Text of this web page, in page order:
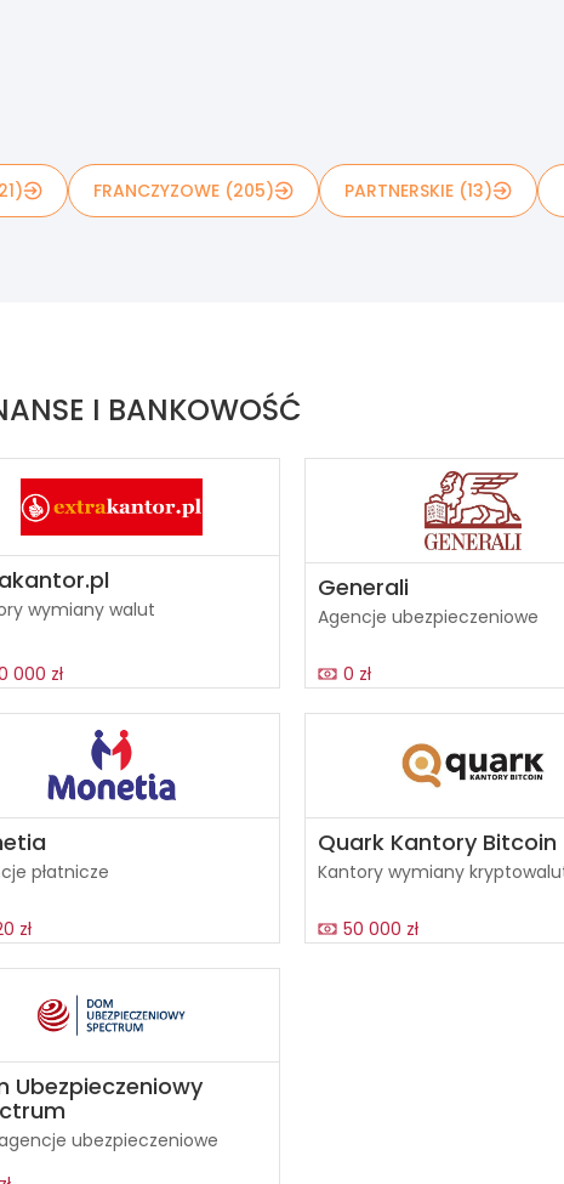
FRANCZYZOWE (205) PARTNERSKIE (13)
I BANKOWOŚĆ
wymiany walut
000 zł
Generali
Agencje ubezpieczeniowe
0 zł
płatnicze
zł
Quark Kantory Bitcoin
Kantory wymiany
50 000 zł
Ubezpieczeniowy
ubezpieczeniowe